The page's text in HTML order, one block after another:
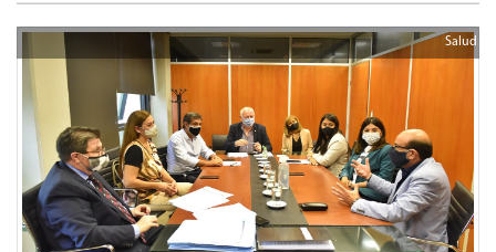
Salud